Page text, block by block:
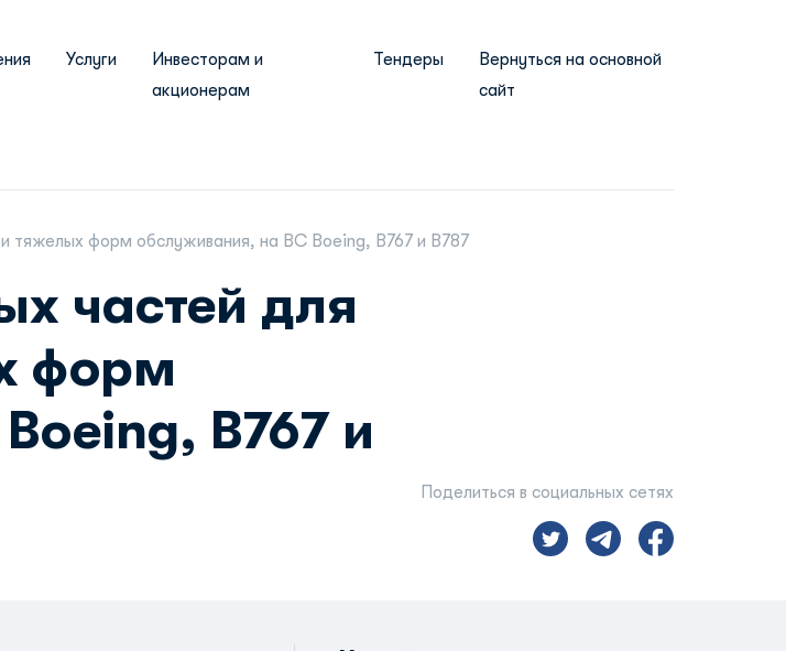
Услуги
Инвесторам и
акционерам
Тендеры
Вернуться на основной
сайт
тяжелых форм обслуживания, на ВС Boeing, B767 и B787
частей для
форм
B767 и
Поделиться в социальных сетях